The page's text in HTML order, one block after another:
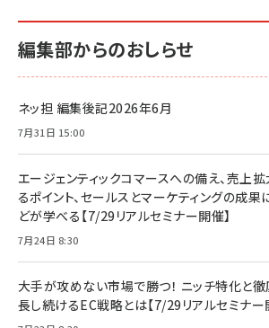
編集部からのおしらせ
ネッ担 編集後記2026年6月
7月31日 15:00
エージェンティックコマースへの備え、売上
るポイント、セールスとマーケティングの成
どが学べる【7/29リアルセミナー開催】
7月24日 8:30
大手が攻めない市場で勝つ！ ニッチ特化と
長し続けるEC戦略とは【7/29リアルセミナー